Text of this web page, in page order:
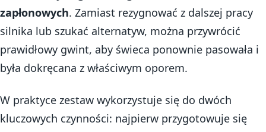
zapłonowych. Zamiast rezygnować z dalszej pracy
silnika lub szukać alternatyw, można przywrócić
prawidłowy gwint, aby świeca ponownie pasowała i
była dokręcana z właściwym oporem.
W praktyce zestaw wykorzystuje się do dwóch
kluczowych czynności: najpierw przygotowuje się